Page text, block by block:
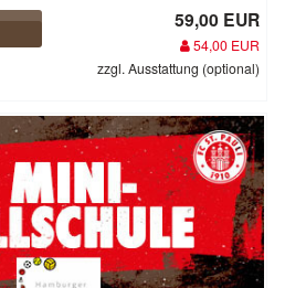
59,00 EUR
54,00 EUR
zzgl. Ausstattung (optional)